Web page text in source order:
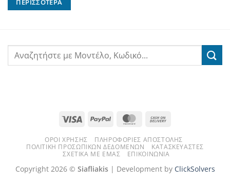
ΠΕΡΙΣΣΌΤΕΡΑ
Visa PayPal MasterCard
Delivery
ΌΡΟΙ ΧΡΉΣΗΣ
ΠΛΗΡΟΦΟΡΊΕΣ ΑΠΟΣΤΟΛΉΣ
ΠΟΛΙΤΙΚΉ ΠΡΟΣΩΠΙΚΏΝ ΔΕΔΟΜΈΝΩΝ
ΚΑΤΑΣΚΕΥΑΣΤΈΣ
ΣΧΕΤΙΚΆ ΜΕ ΕΜΆΣ
ΕΠΙΚΟΙΝΩΝΊΑ
Copyright 2026 © Siafliakis| Development by ClickSolvers